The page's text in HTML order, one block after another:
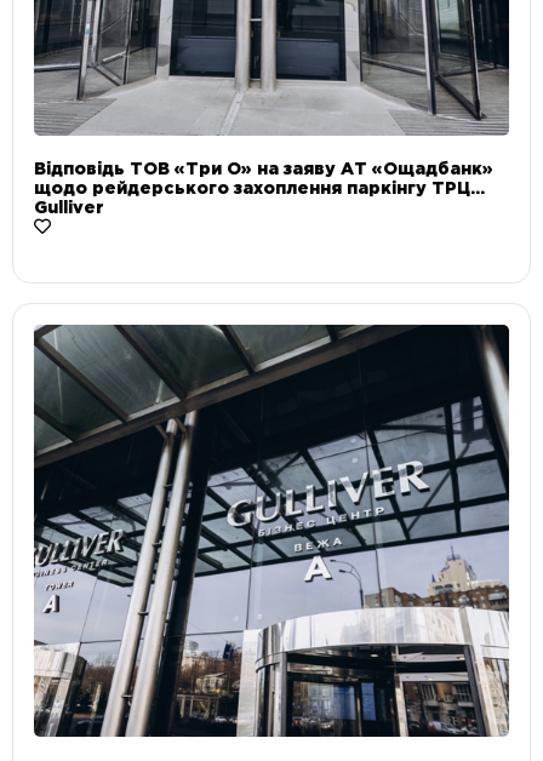
Відповідь ТОВ «Три О» на заяву АТ «Ощадбанк»
щодо рейдерського захоплення паркінгу ТРЦ
Gulliver